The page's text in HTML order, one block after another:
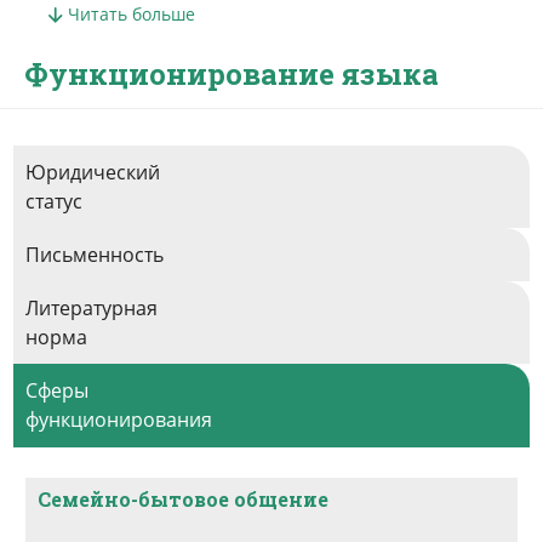
поволжских татар.
Читать больше
Функционирование языка
Юридический
статус
Письменность
Литературная
норма
Сферы
функционирования
Семейно-бытовое общение